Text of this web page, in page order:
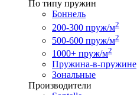
По типу пружин
Боннель
200-300 пруж/м2
500-600 пруж/м2
1000+ пруж/м2
Пружина-в-пружине
Зональные
Производители